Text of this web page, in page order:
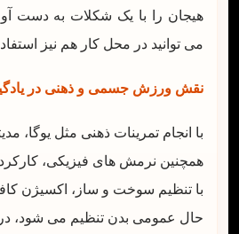
هیجان را با یک شکلات به دست
می توانید در محل کار هم نیز
نقش ورزش جسمی و ذهنی در
با انجام تمرینات ذهنی مثل یوگا،
همچنین نرمش های فیزیکی، کارکرد
با تنظیم سوخت و ساز، اکسیژن
حال عمومی بدن تنظیم می شود،